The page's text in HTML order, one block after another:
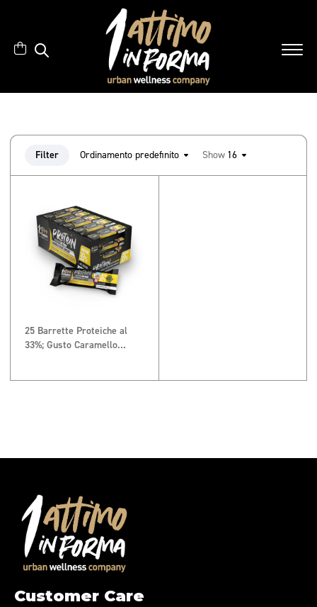
Filter Ordinamento predefinito Show 16
25 Barrette Proteiche al
33%; Gusto Caramello
Customer Care